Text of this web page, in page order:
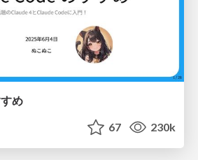
め
67 230k